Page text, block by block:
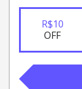
R$10
OFF